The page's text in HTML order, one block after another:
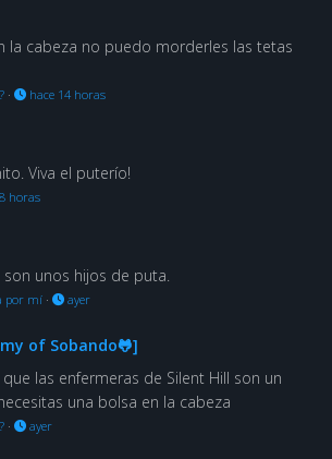
la cabeza no puedo morderles las tetas
· hace 14 horas
Viva el puterío!
horas
unos hijos de puta.
por mí· ayer
of Sobando🐸]
las enfermeras de Silent Hill son un
una bolsa en la cabeza
· ayer